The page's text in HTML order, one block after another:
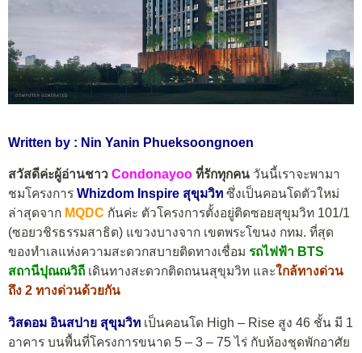
Written by : Nin Yanin Phueksoongnoen
สวัสดีค่ะผู้อ่านชาว Condonayoo ที่รักทุกคน วันนี้เราจะพามา
ชมโครงการ Whizdom Inspire สุขุมวิท ซึ่งเป็นคอนโดตัวใหม่
ล่าสุดจาก MQDC กันค่ะ ตัวโครงการตั้งอยู่ติดซอยสุขุมวิท 101/1
(ซอยวชิรธรรมสาธิต) แขวงบางจาก เขตพระโขนง กทม. ที่สุด
ของทำเลแห่งความสะดวกสบายติดทางเชื่อม รถไฟฟ้า BTS
สถานีปุณณวิถี เดินทางสะดวกติดถนนสุขุมวิท และใกล้ทางด่วน
ถึง 2 ทางด่วนด้วยกัน
วิสดอม อินสปาย สุขุมวิท เป็นคอนโด High – Rise สูง 46 ชั้น มี 1
อาคาร บนพื้นที่โครงการขนาด 5 – 3 – 75 ไร่ กับห้องชุดพักอาศัย